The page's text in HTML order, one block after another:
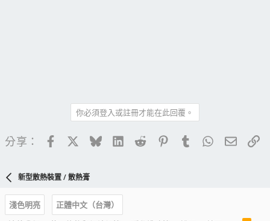
你必須登入或註冊才能在此回覆。
分享： FacebookBlueskyLinkedIn
Reddit PinterestTumblrWhatsApp
電子
新型散熱裝置 / 散熱膏
淺色明亮
正體中文（台灣）